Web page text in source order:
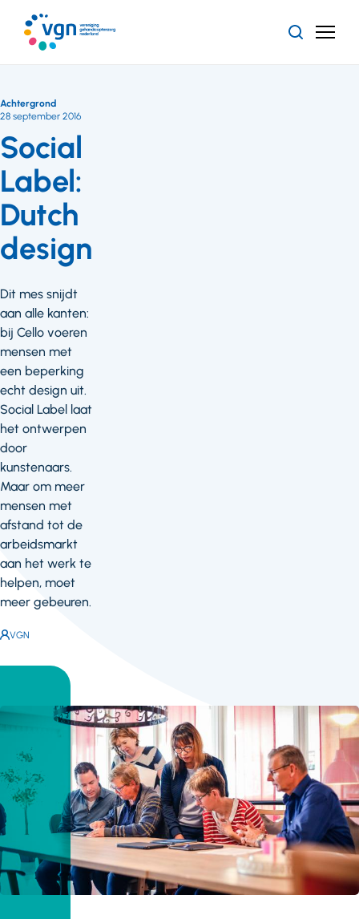
naar
hoofdinhoud
ZoekenMenu
Social
Label:
Dutch
design
Achtergrond
28 september 2016
Dit mes snijdt
aan alle kanten:
bij Cello voeren
mensen met
een beperking
echt design uit.
Social Label laat
het ontwerpen
door
kunstenaars.
Maar om meer
mensen met
afstand tot de
arbeidsmarkt
aan het werk te
helpen, moet
meer gebeuren.
Auteur:
VGN